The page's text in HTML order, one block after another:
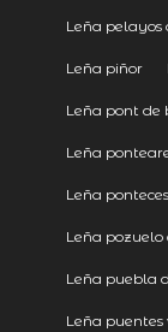
Leña pelayos
Leña piñor
Leña pont de
Leña
Leña
Leña pozuelo
Leña puebla
Leña puentes